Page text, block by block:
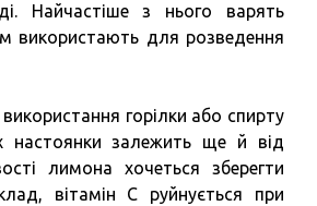
Найчастіше з нього варять
використають для розведення
горілки або спирту
настоянки залежить ще й від
лимона хочеться зберегти
вітамін C руйнується при